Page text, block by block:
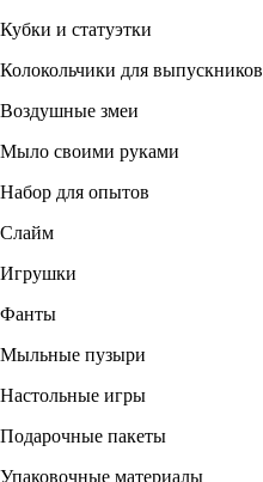
Кубки и статуэтки
Колокольчики для выпускников
Воздушные змеи
Мыло своими руками
Набор для опытов
Слайм
Игрушки
Фанты
Мыльные пузыри
Настольные игры
Подарочные пакеты
Упаковочные материалы